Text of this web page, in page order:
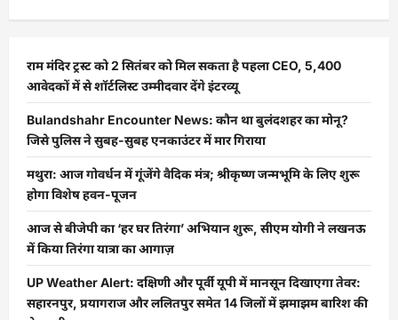
राम मंदिर ट्रस्ट को 2 सितंबर को मिल सकता है पहला CEO, 5,400
आवेदकों में से शॉर्टलिस्ट उम्मीदवार देंगे इंटरव्यू
Bulandshahr Encounter News: कौन था बुलंदशहर का मोनू?
जिसे पुलिस ने सुबह-सुबह एनकाउंटर में मार गिराया
मथुरा: आज गोवर्धन में गूंजेंगे वैदिक मंत्र; श्रीकृष्ण जन्मभूमि के लिए शुरू
होगा विशेष हवन-पूजन
आज से बीजेपी का ‘हर घर तिरंगा’ अभियान शुरू, सीएम योगी ने लखनऊ
में किया तिरंगा यात्रा का आगाज़
UP Weather Alert: दक्षिणी और पूर्वी यूपी में मानसून दिखाएगा तेवर:
सहारनपुर, प्रयागराज और ललितपुर समेत 14 जिलों में झमाझम बारिश की